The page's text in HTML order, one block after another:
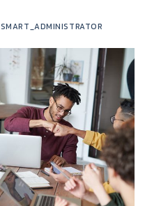
SMART_ADMINISTRATOR